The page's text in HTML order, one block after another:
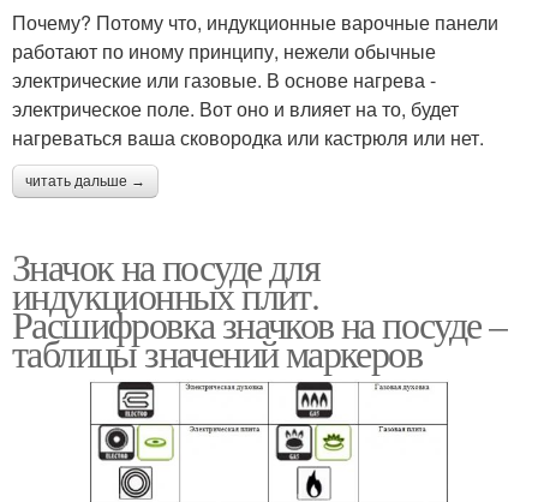
Почему? Потому что, индукционные варочные панели
работают по иному принципу, нежели обычные
электрические или газовые. В основе нагрева -
электрическое поле. Вот оно и влияет на то, будет
нагреваться ваша сковородка или кастрюля или нет.
читать дальше →
Значок на посуде для
индукционных плит.
Расшифровка значков на посуде –
таблицы значений маркеров